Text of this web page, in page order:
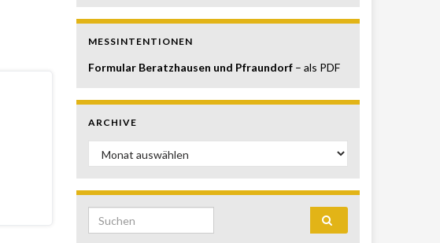
MESSINTENTIONEN
Formular Beratzhausen und Pfraundorf – als PDF
ARCHIVE
Archive
Search for: